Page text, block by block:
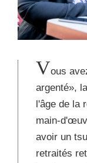
Vous
argenté»,
l'âge de la
main-
avoir un
retraités